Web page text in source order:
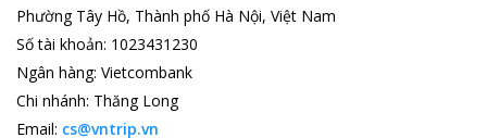
Phường Tây Hồ, Thành phố Hà Nội, Việt Nam
Số tài khoản: 1023431230
Ngân hàng: Vietcombank
Chi nhánh: Thăng Long
Email: cs@vntrip.vn